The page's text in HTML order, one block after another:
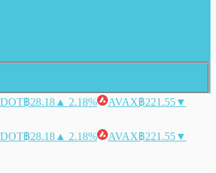
DOT฿28.18 ▲ 2.18% AVAX฿221.55▼
DOT฿28.18 ▲ 2.18% AVAX฿221.55▼